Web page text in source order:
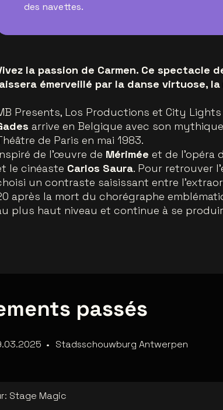
des navettes.
la passion de Carmen. Ce
émerveillé par la danse virtuose,
Presents, Los Productions et City
arrive en Belgique avec son
de Paris en mai 1983.
de l’œuvre de Mérimée et de l’opéra
le cinéaste Carlos Saura. Pour retrouver
un contraste saisissant entre
après la mort du chorégraphe
plus haut niveau et continue à se
passés
• Stadsschouwburg Antwerpen
: Stage Magic